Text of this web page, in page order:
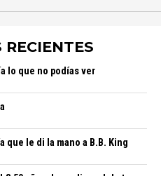
lo que no podías ver
que le di la mano a B.B. King